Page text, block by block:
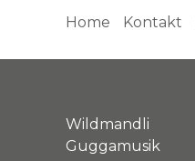
Home Kontakt
Wildmandli
Guggamusik